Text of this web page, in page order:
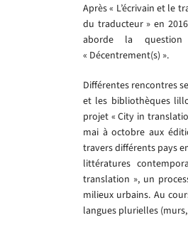
Après « L’écrivain et le
du traducteur » en
aborde la
« Décentrement(s) ».
Différentes rencontres
et les bibliothèques
projet « City in
mai à octobre aux
travers différents pays
littératures
translation », un
milieux urbains. Au
langues plurielles